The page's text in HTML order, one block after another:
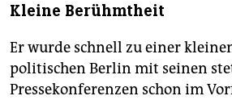
Kleine Berühmtheit
Er wurde schnell zu einer
politischen Berlin mit seinen
Pressekonferenzen schon im